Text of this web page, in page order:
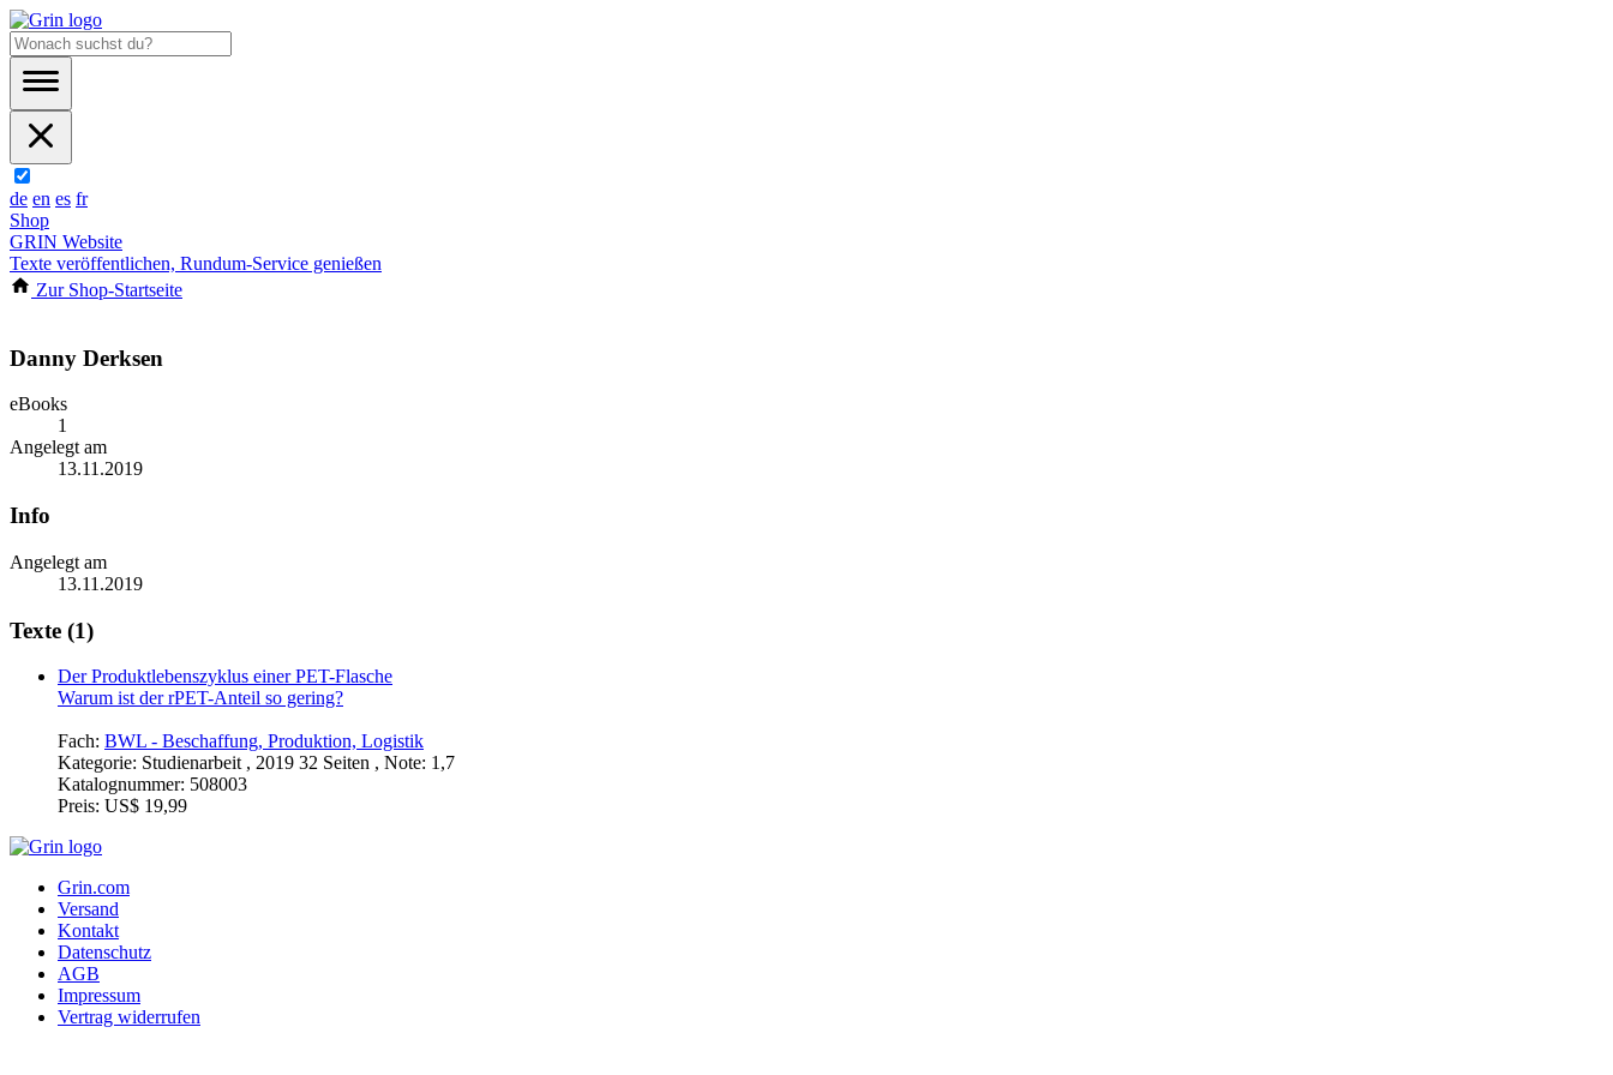
de en es fr
Shop
GRIN Website
Texte veröffentlichen, Rundum-Service genießen
Zur Shop-Startseite
Danny Derksen
eBooks
1
Angelegt am
13.11.2019
Info
Angelegt am
13.11.2019
Texte (1)
Der Produktlebenszyklus einer PET-Flasche
Warum ist der rPET-Anteil so gering?
Fach: BWL - Beschaffung, Produktion, Logistik
Kategorie: Studienarbeit , 2019 32 Seiten , Note: 1,7
Katalognummer: 508003
Preis: US$ 19,99
Grin.com
Versand
Kontakt
Datenschutz
AGB
Impressum
Vertrag widerrufen